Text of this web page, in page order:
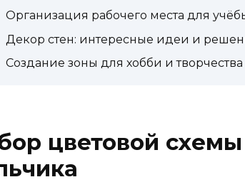
Организация рабочего места для
Декор стен: интересные идеи и
Создание зоны для хобби и творчества
цветовой